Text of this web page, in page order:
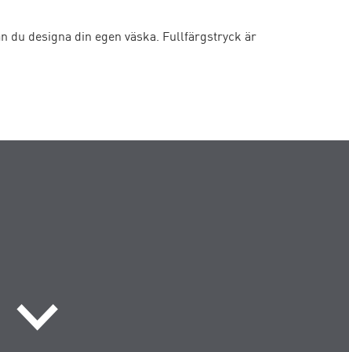
du designa din egen väska. Fullfärgstryck är